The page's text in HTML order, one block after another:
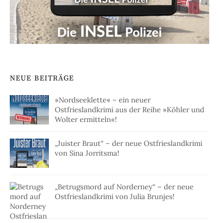
NEUE BEITRÄGE
»Nordseeklette« – ein neuer
Ostfrieslandkrimi aus der Reihe »Köhler und
Wolter ermitteln«!
„Juister Braut“ – der neue Ostfrieslandkrimi
von Sina Jorritsma!
„Betrugsmord auf Norderney“ – der neue
Ostfrieslandkrimi von Julia Brunjes!